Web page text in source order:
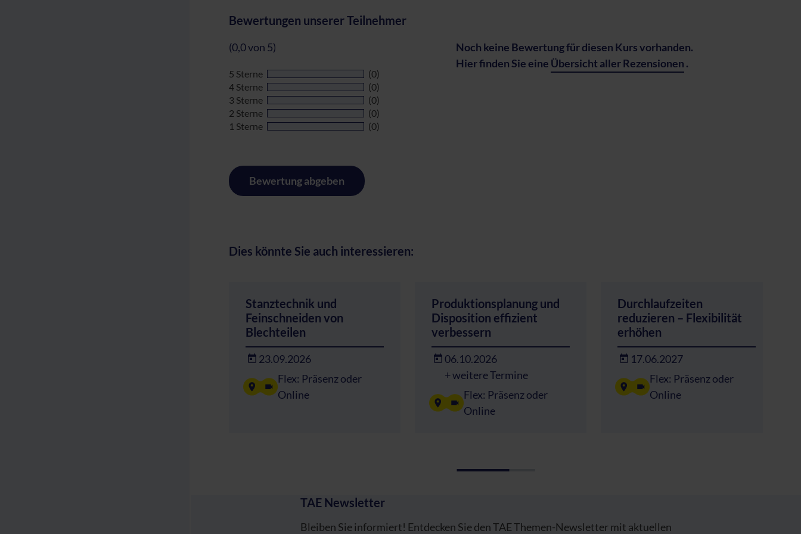
Bewertungen unserer Teilnehmer
(0,0 von 5)
5 Sterne
(0)
4 Sterne
(0)
3 Sterne
(0)
2 Sterne
(0)
1 Sterne
(0)
Bewertung abgeben
Noch keine Bewertung für diesen Kurs vorhanden.
Hier finden Sie eine Übersicht aller Rezensionen .
Dies könnte Sie auch interessieren:
Stanztechnik und
Feinschneiden von
Blechteilen
23.09.2026
Flex: Präsenz oder
Online
Produktionsplanung und
Disposition effizient
verbessern
06.10.2026
+ weitere Termine
Flex: Präsenz oder
Online
Durchlaufzeiten
reduzieren – Flexibilität
erhöhen
17.06.2027
Flex: Präsenz oder
Online
TAE Newsletter
Bleiben Sie informiert! Entdecken Sie den TAE Themen-Newsletter mit aktuellen